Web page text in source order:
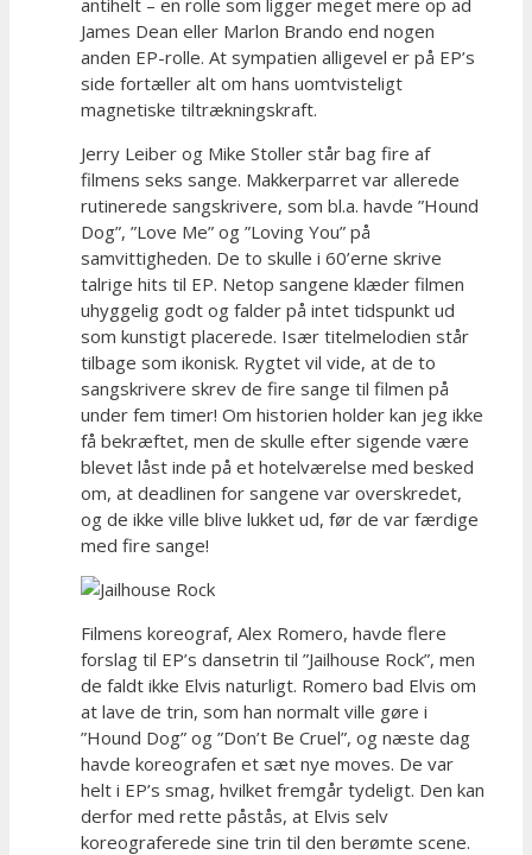
James Dean eller Marlon Brando end nogen
anden EP-rolle. At sympatien alligevel er på EP’s
side fortæller alt om hans uomtvisteligt
magnetiske tiltrækningskraft.
Jerry Leiber og Mike Stoller står bag fire af
filmens seks sange. Makkerparret var allerede
rutinerede sangskrivere, som bl.a. havde ”Hound
Dog”, ”Love Me” og ”Loving You” på
samvittigheden. De to skulle i 60’erne skrive
talrige hits til EP. Netop sangene klæder filmen
uhyggelig godt og falder på intet tidspunkt ud
som kunstigt placerede. Især titelmelodien står
tilbage som ikonisk. Rygtet vil vide, at de to
sangskrivere skrev de fire sange til filmen på
under fem timer! Om historien holder kan jeg ikke
få bekræftet, men de skulle efter sigende være
blevet låst inde på et hotelværelse med besked
om, at deadlinen for sangene var overskredet,
og de ikke ville blive lukket ud, før de var færdige
med fire sange!
Filmens koreograf, Alex Romero, havde flere
forslag til EP’s dansetrin til ”Jailhouse Rock”, men
de faldt ikke Elvis naturligt. Romero bad Elvis om
at lave de trin, som han normalt ville gøre i
”Hound Dog” og ”Don’t Be Cruel”, og næste dag
havde koreografen et sæt nye moves. De var
helt i EP’s smag, hvilket fremgår tydeligt. Den kan
derfor med rette påstås, at Elvis selv
koreograferede sine trin til den berømte scene.